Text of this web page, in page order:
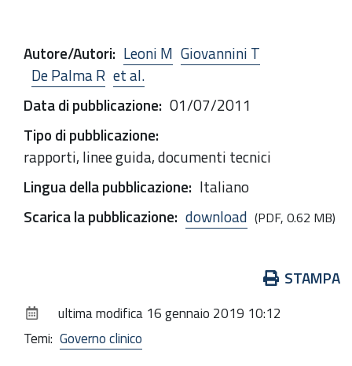
Autore/Autori: Leoni M Giovannini T
De Palma R et al.
Data di pubblicazione: 01/07/2011
Tipo di pubblicazione:
rapporti, linee guida, documenti tecnici
Lingua della pubblicazione: Italiano
Scarica la pubblicazione: download (PDF, 0.62 MB)
documento
STAMPA
ultima modifica 16 gennaio 2019 10:12
Temi: Governo clinico